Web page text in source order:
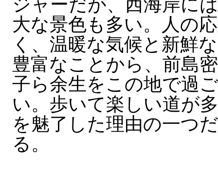
ジャーだが、西海岸に
大な景色も多い。人の
く、温暖な気候と新鮮
豊富なことから、前島
子ら余生をこの地で過
い。歩いて楽しい道が
を魅了した理由の一つ
る。